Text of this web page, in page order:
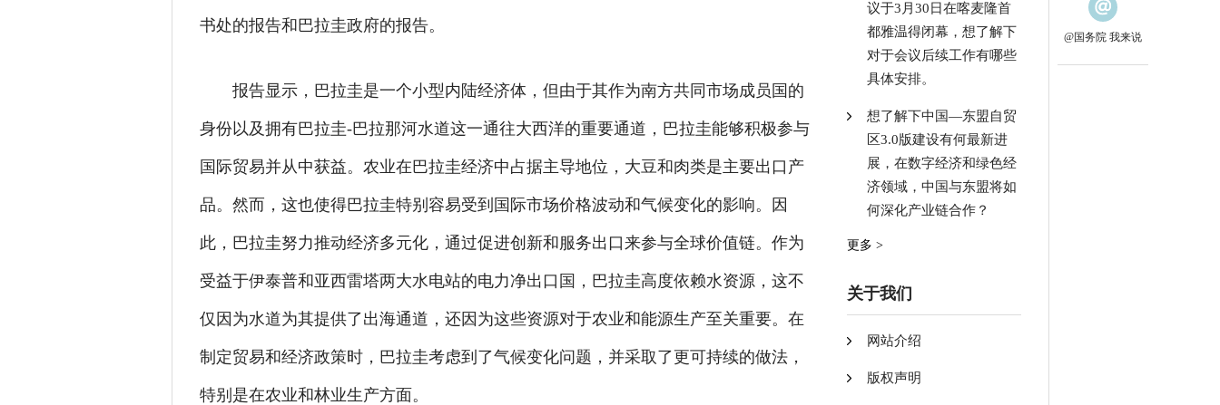
书处的报告和巴拉圭政府的报告。
报告显示，巴拉圭是一个小型内陆经济体，但由于其作为南方共同市场成员国的
身份以及拥有巴拉圭-巴拉那河水道这一通往大西洋的重要通道，巴拉圭能够积极参与
国际贸易并从中获益。农业在巴拉圭经济中占据主导地位，大豆和肉类是主要出口产
品。然而，这也使得巴拉圭特别容易受到国际市场价格波动和气候变化的影响。因
此，巴拉圭努力推动经济多元化，通过促进创新和服务出口来参与全球价值链。作为
受益于伊泰普和亚西雷塔两大水电站的电力净出口国，巴拉圭高度依赖水资源，这不
仅因为水道为其提供了出海通道，还因为这些资源对于农业和能源生产至关重要。在
制定贸易和经济政策时，巴拉圭考虑到了气候变化问题，并采取了更可持续的做法，
特别是在农业和林业生产方面。
议于3月30日在喀麦隆首
都雅温得闭幕，想了解下
对于会议后续工作有哪些
具体安排。
想了解下中国—东盟自贸
区3.0版建设有何最新进
展，在数字经济和绿色经
济领域，中国与东盟将如
何深化产业链合作？
更多 >
关于我们
网站介绍
版权声明
@国务院 我来说